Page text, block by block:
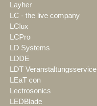
Layher
LC - the live company
LClux
LCPro
LD Systems
LDDE
LDT Veranstaltungsservice
LEaT con
Lectrosonics
LEDBlade